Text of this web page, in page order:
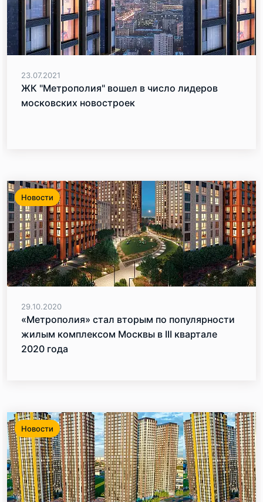
23.07.2021
ЖК "Метрополия" вошел в число лидеров
московских новостроек
Новости
29.10.2020
«Метрополия» стал вторым по популярности
жилым комплексом Москвы в III квартале
2020 года
Новости